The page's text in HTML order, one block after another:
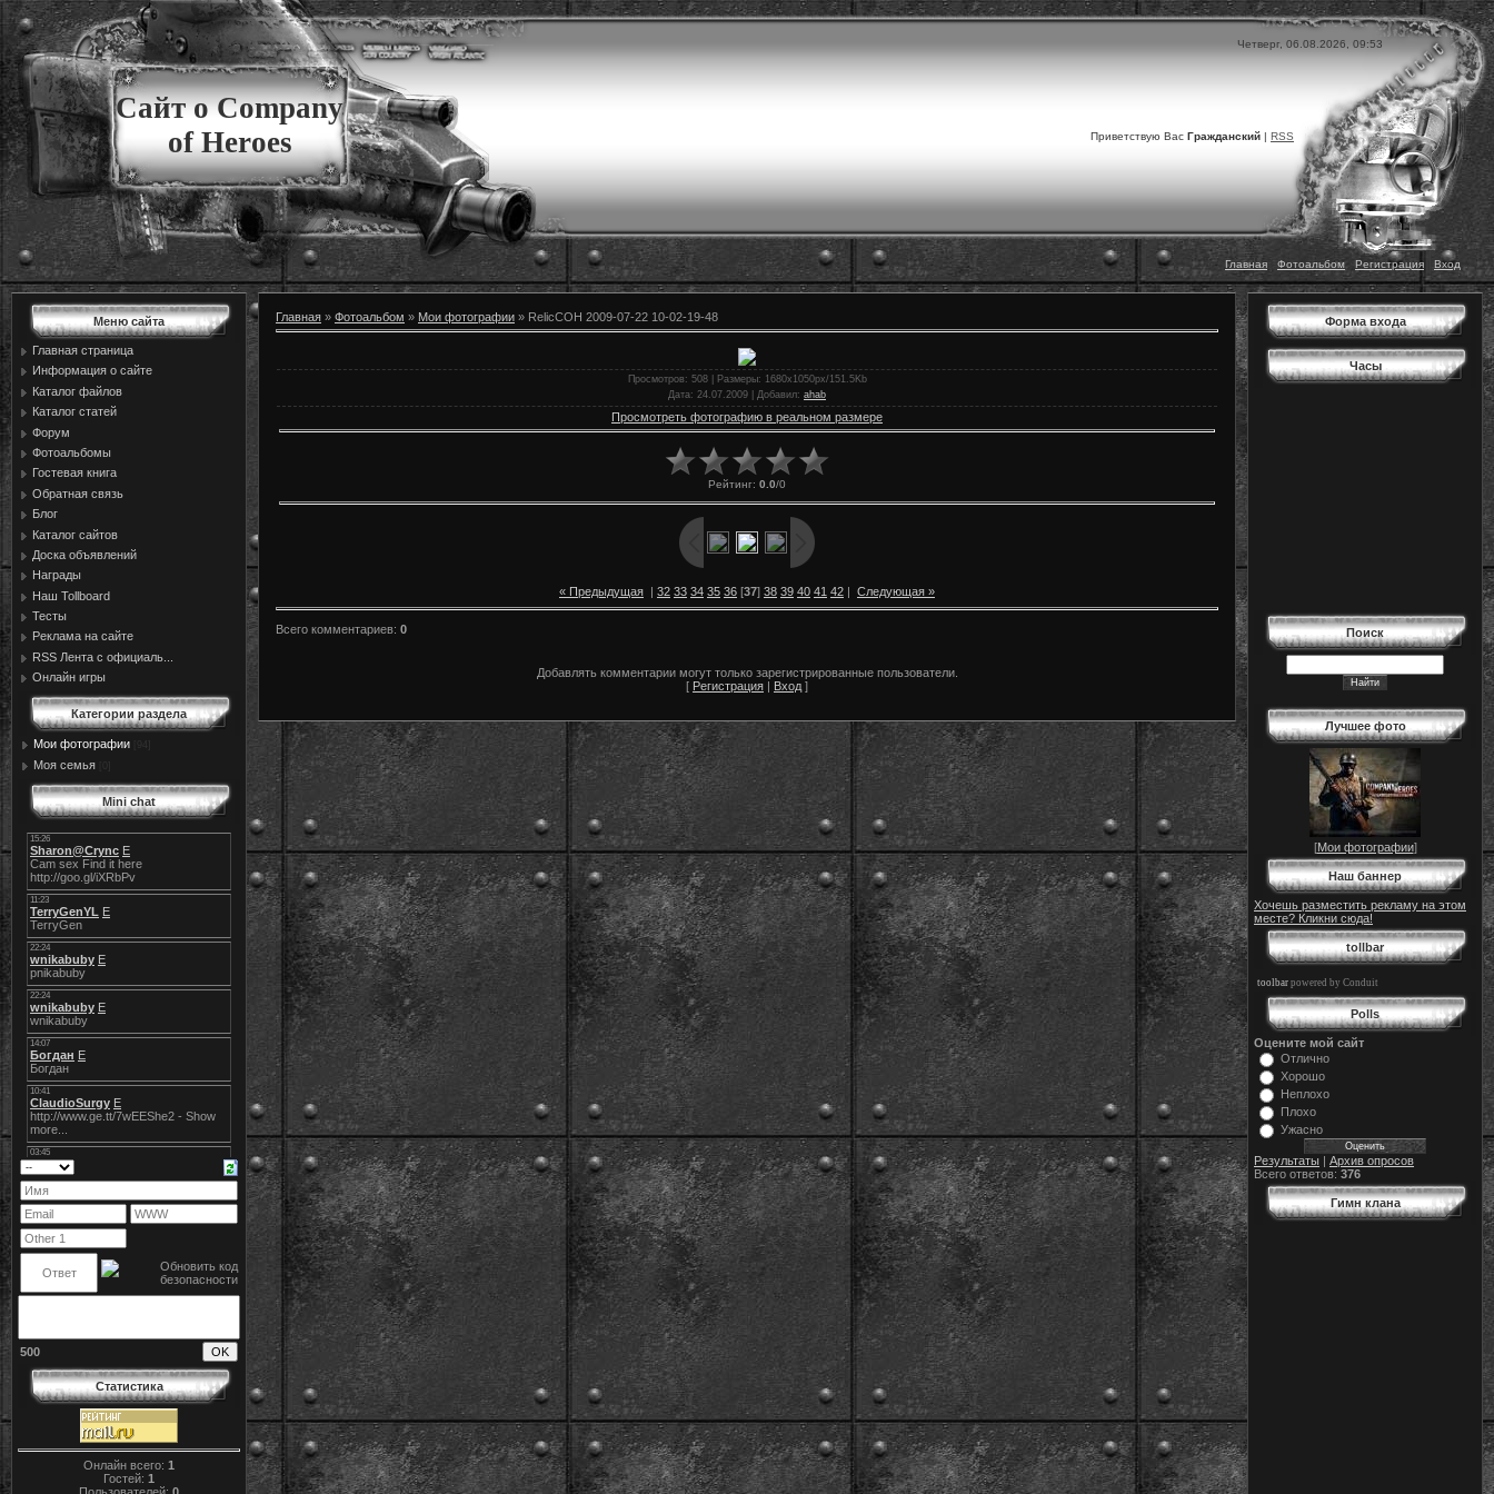
Четверг, 06.08.2026, 09:53
Сайт о Company
of Heroes
Приветствую Вас Гражданский | RSS
Главная Фотоальбом Регистрация Вход
Меню сайта
Главная страница
Информация о сайте
Каталог файлов
Каталог статей
Форум
Фотоальбомы
Гостевая книга
Обратная связь
Блог
Каталог сайтов
Доска объявлений
Награды
Наш Tollboard
Тесты
Реклама на сайте
RSS Лента с официаль...
Онлайн игры
Категории раздела
Мои фотографии
Моя семья
Mini chat
500
Статистика
Онлайн всего: 1
Гостей: 1
Главная » Фотоальбом » Мои фотографии » RelicCOH 2009-07-22 10-02-19-48
Просмотров: 508 | Размеры: 1680x1050px/151.5Kb
Дата: 24.07.2009 | Добавил: ahab
Просмотреть фотографию в реальном размере
Рейтинг: 0.0/0
« Предыдущая | 32 33 34 35 36 [37] 38 39 40 41 42 | Следующая »
Всего комментариев: 0
Добавлять комментарии могут только зарегистрированные пользователи.
[ Регистрация Вход ]
Форма входа
Часы
Поиск
Лучшее фото
[Мои фотографии]
Наш баннер
Хочешь разместить рекламу на этом
месте? Кликни сюда!
tollbar
toolbar powered by Conduit
Polls
Оцените мой сайт
Отлично
Хорошо
Неплохо
Плохо
Ужасно
Результаты | Архив опросов
Всего ответов: 376
Гимн клана